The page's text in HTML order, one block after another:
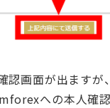
認画面が出ますが
への本人確